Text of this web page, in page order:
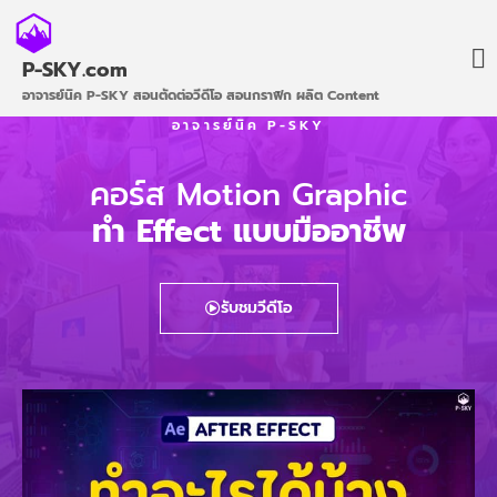
เข้าเรียนฟรี
คอร์สทั้งหมด
รีวิว / ผลงานนักเรียน
P-SKY.com
อาจารย์นิค P-SKY สอนตัดต่อวีดีโอ สอนกราฟิก ผลิต Content
อาจารย์นิค P-SKY
คอร์ส Motion Graphic
ทำ Effect แบบมืออาชีพ
รับชมวีดีโอ